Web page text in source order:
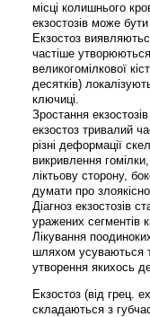
місці колишнього
екзостозів може
Екзостоз
частіше
великогомілкової
десятків)
ключиці.
Зростання
екзостоз тривалий
різні деформації
викривлення
ліктьову сторону,
думати про
Діагноз екзостозів
уражених сегментів
Лікування
шляхом усуваються
утворення якихось
Екзостоз (від грец.
складаються з